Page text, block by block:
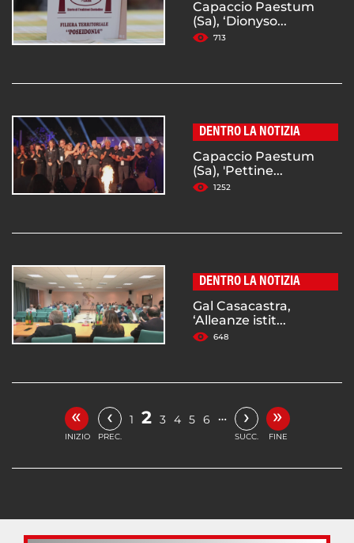
Capaccio Paestum
(Sa), ‘Dionyso...
713
DENTRO LA NOTIZIA
Capaccio Paestum
(Sa), 'Pettine...
1252
DENTRO LA NOTIZIA
Gal Casacastra,
‘Alleanze istit...
648
«
INIZIO
‹
PREC.
1 2 3 4 5 6 … ›
SUCC.
»
FINE